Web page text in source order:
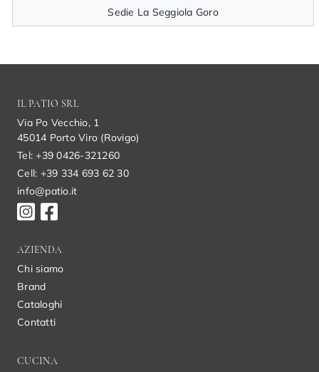
Sedie La Seggiola Goro
IL PATIO SRL
Via Po Vecchio, 1
45014 Porto Viro (Rovigo)
Tel: +39 0426-321260
Cell: +39 334 693 62 30
info@patio.it
AZIENDA
Chi siamo
Brand
Cataloghi
Contatti
CUCINA